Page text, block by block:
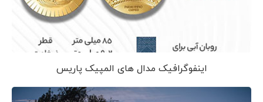
اینفوگرافیک مدال های المپیک پاریس